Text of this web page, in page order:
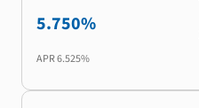
5.750%
APR6.525%